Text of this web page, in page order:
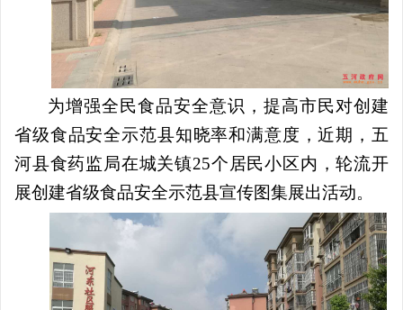
为增强全民食品安全意识，提高市民对创建
省级食品安全示范县知晓率和满意度，近期，五
河县食药监局在城关镇25个居民小区内，轮流开
展创建省级食品安全示范县宣传图集展出活动。